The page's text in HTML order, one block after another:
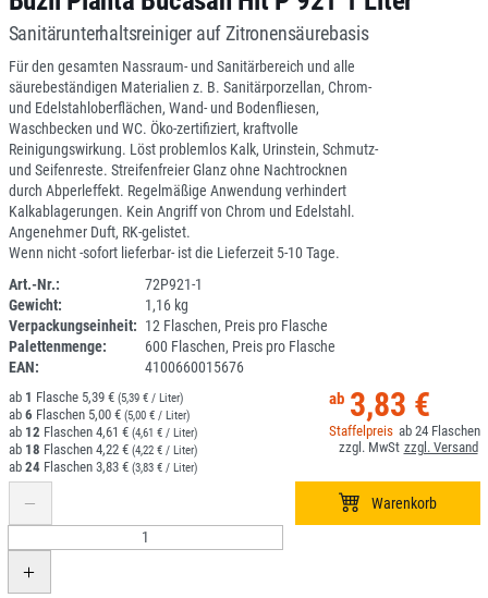
Sanitärunterhaltsreiniger auf Zitronensäurebasis
Für den gesamten Nassraum- und Sanitärbereich und alle
säurebeständigen Materialien z. B. Sanitärporzellan, Chrom-
und Edelstahloberflächen, Wand- und Bodenfliesen,
Waschbecken und WC. Öko-zertifiziert, kraftvolle
Reinigungswirkung. Löst problemlos Kalk, Urinstein, Schmutz-
und Seifenreste. Streifenfreier Glanz ohne Nachtrocknen
durch Abperleffekt. Regelmäßige Anwendung verhindert
Kalkablagerungen. Kein Angriff von Chrom und Edelstahl.
Angenehmer Duft, RK-gelistet.
Wenn nicht -sofort lieferbar- ist die Lieferzeit 5-10 Tage.
Art.-Nr.:
72P921-1
Gewicht:
1,16 kg
Verpackungseinheit: 12 Flaschen, Preis pro Flasche
Palettenmenge:
600 Flaschen, Preis pro Flasche
EAN:
4100660015676
3,83 €
24
1 5,39 € (5,39 € / Liter)
6 5,00 € (5,00 € / Liter)
12 4,61 € (4,61 € / Liter)
18 4,22 € (4,22 € / Liter)
24 3,83 € (3,83 € / Liter)